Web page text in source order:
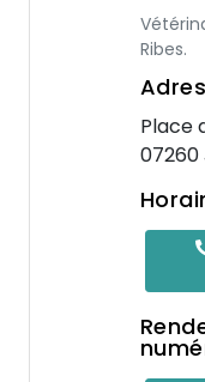
Ribes.
Place
07260